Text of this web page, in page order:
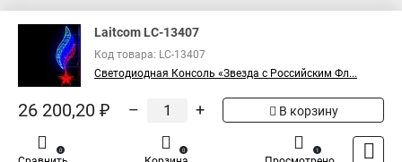
Laitcom LC-13407
Код товара: LC-13407
Светодиодная Консоль «Звезда с Российским Фл...
26 200,20 ₽ – + В корзину
0 0 1